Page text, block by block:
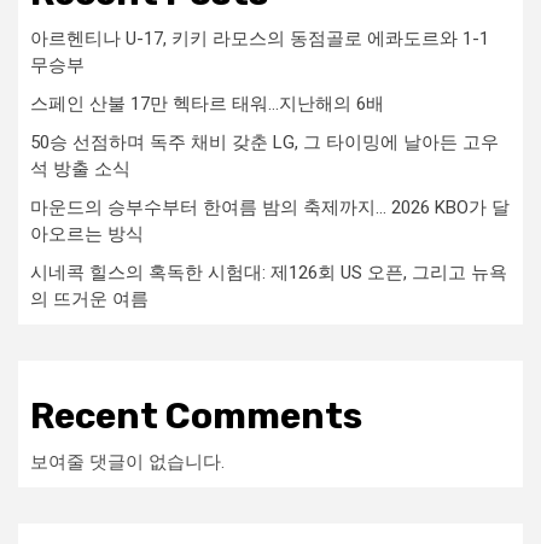
아르헨티나 U-17, 키키 라모스의 동점골로 에콰도르와 1-1
무승부
스페인 산불 17만 헥타르 태워…지난해의 6배
50승 선점하며 독주 채비 갖춘 LG, 그 타이밍에 날아든 고우
석 방출 소식
마운드의 승부수부터 한여름 밤의 축제까지… 2026 KBO가 달
아오르는 방식
시네콕 힐스의 혹독한 시험대: 제126회 US 오픈, 그리고 뉴욕
의 뜨거운 여름
Recent Comments
보여줄 댓글이 없습니다.